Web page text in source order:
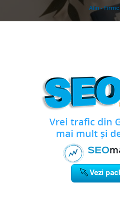
Alin -